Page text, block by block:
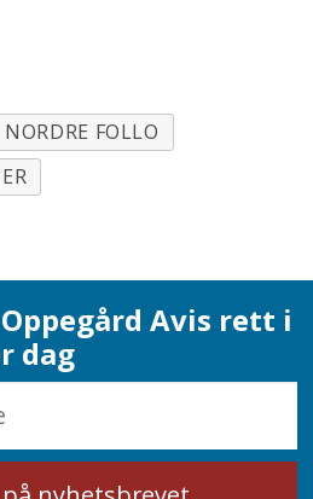
NORDRE FOLLO
Avis rett i
dag